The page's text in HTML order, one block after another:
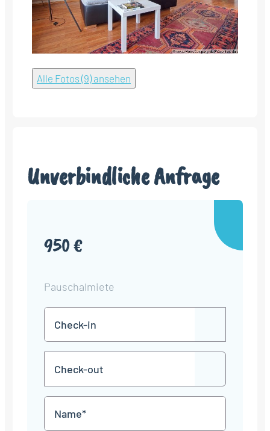
Alle Fotos (9) ansehen
Unverbindliche Anfrage
950 €
Pauschalmiete
in
TT
Punkt
MM
JJJJ
TT
Punkt
MM
JJJJ